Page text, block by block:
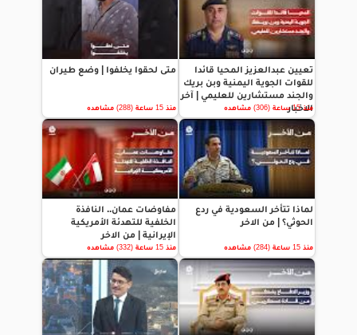
تعيين عبدالعزيز المحيا قائدا
للقوات الجوية اليمنية وبن بريك
والجند مستشارين للعليمي | آخر
الاخبار
منذ 15 ساعة (306) مشاهده
متى لحقوا يخلفوا | وضع طيران
منذ 15 ساعة (288) مشاهده
لماذا تتأخر السعودية في ردع
الحوثي؟ | من الاخر
منذ 15 ساعة (284) مشاهده
مفاوضات عمان.. النافذة
الخلفية للتهدئة الأمريكية
الإيرانية | من الاخر
منذ 15 ساعة (332) مشاهده